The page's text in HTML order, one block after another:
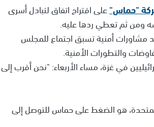
"حماس"على اقتراح اتفاق لتبادل أسرى
ومن ثم تعطي ردها عليه.
مشاورات أمنية تسبق اجتماع للمجلس
والتطورات الأمنية.
في غزة، مساء الأربعاء: "نحن أقرب إلى
هو الضغط على حماس للتوصل إلى